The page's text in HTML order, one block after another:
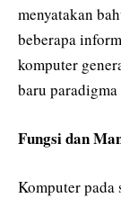
menyatakan
beberapa
komputer
baru
Fungsi dan
Komputer pada